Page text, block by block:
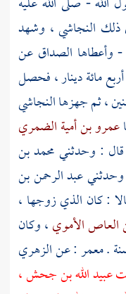
ذلك النجاشي، وشهد
- وأعطاها الصداق عن
مائة دينار ، فحصل
، ثم جهزهاالنجاشي
عمرو بن أمية الضمري
: وحدثنيمحمد بن
عبد الرحمن بن
: كان الذي زوجها ،
العاص الأموي، وكان
.معمر: عنالزهري
عبيد الله بن جحش،